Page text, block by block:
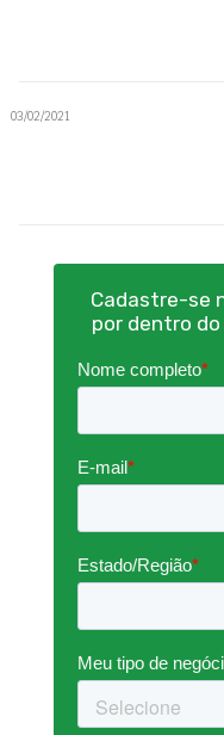
03/02/2021
Cadastre-se
por dentro